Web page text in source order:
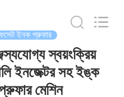
ইনক প্রুফার
স্বয়ংক্রিয়
ইনজেক্টর সহ ইঙ্ক
মেশিন